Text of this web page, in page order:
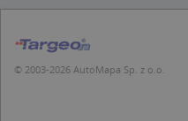
© 2003-2026 AutoMapa Sp. z o.o.